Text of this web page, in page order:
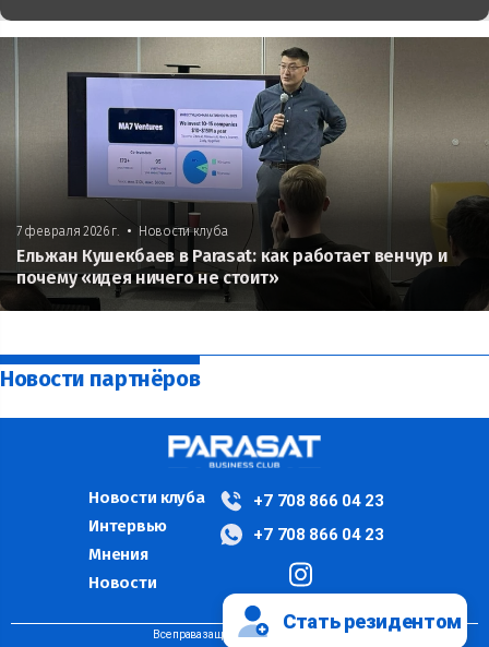
7 февраля 2026 г. • Новости клуба
Ельжан Кушекбаев в Parasat: как работает венчур и
почему «идея ничего не стоит»
Новости партнёров
Новости клуба
Интервью
Мнения
Новости
+7 708 866 04 23
+7 708 866 04 23
Все права защищены ©PARASAT, 2024
Стать резидентом